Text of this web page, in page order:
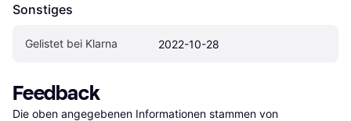
Sonstiges
Gelistet bei Klarna 2022-10-28
Feedback
Die oben angegebenen Informationen stammen von